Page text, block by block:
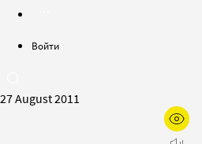
Войти
27 August 2011